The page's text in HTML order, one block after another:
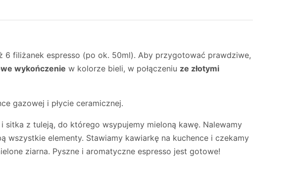
6 filiżanek espresso (po ok. 50ml). Aby przygotować prawdziwe,
wykończenie w kolorze bieli, w połączeniu ze złotymi
gazowej i płycie ceramicznej.
sitka z tuleją, do którego wsypujemy mieloną kawę. Nalewamy
elementy. Stawiamy kawiarkę na kuchence i czekamy
ziarna. Pyszne i aromatyczne espresso jest gotowe!